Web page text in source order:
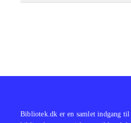
Bibliotek.dk er en samlet indgang til